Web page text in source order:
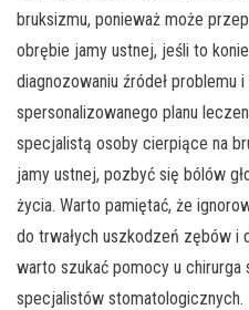
bruksizmu, ponieważ może
obrębie jamy ustnej, jeśli to
diagnozowaniu źródeł problemu
spersonalizowanego planu
specjalistą osoby cierpiące na
jamy ustnej, pozbyć się bólów
życia. Warto pamiętać, że
do trwałych uszkodzeń zębów i
warto szukać pomocy u
specjalistów stomatologicznych.